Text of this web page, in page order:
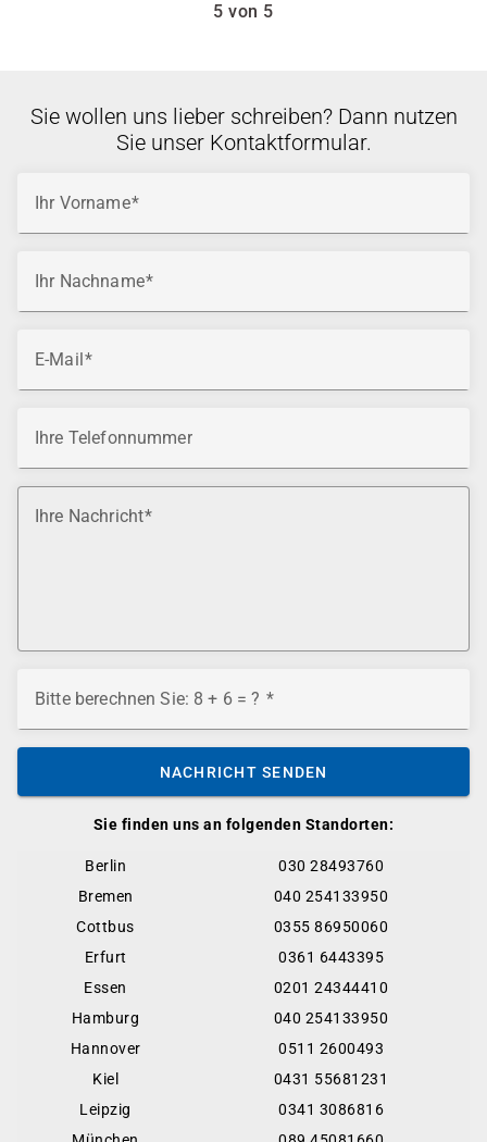
5 von 5
Sie finden uns an folgenden Standorten:
Berlin
030 28493760
Bremen
040 254133950
Cottbus
0355 86950060
Erfurt
0361 6443395
Essen
0201 24344410
Hamburg
040 254133950
Hannover
0511 2600493
Kiel
0431 55681231
Leipzig
0341 3086816
Sie wollen uns lieber schreiben? Dann nutzen
Sie unser Kontaktformular.
Ihr Vorname
Ihr Nachname
E-Mail
Ihre Telefonnummer
Ihre Nachricht
Bitte berechnen Sie: 8 + 6 = ?
NACHRICHT SENDEN